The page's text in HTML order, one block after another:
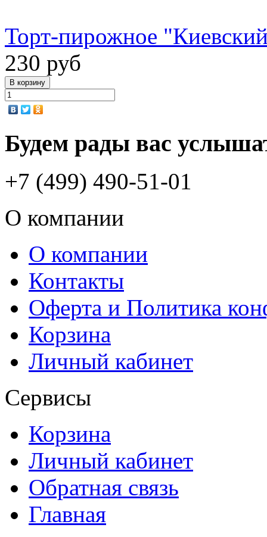
Торт-пирожное
230 руб
Будем рады вас
+7 (499) 490-51-01
О компании
О компании
Контакты
Оферта и Политика
Корзина
Личный кабинет
Сервисы
Корзина
Личный кабинет
Обратная связь
Главная